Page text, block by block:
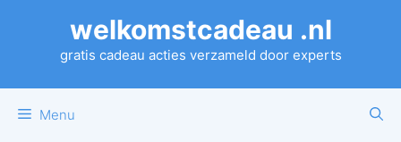
welkomstcadeau .nl
gratis cadeau acties verzameld door experts
Menu